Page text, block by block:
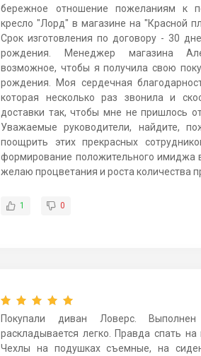
бережное отношение пожеланиям к
кресло "Лорд" в магазине на "Красной
Срок изготовления по договору - 30
рождения. Менеджер магазина
возможное, чтобы я получила свою
рождения. Моя сердечная
которая несколько раз звонила и
доставки так, чтобы мне не пришлось
Уважаемые руководители, найдите,
поощрить этих прекрасных
формирование положительного имиджа
желаю процветания и роста количества
1 0
Покупали диван Ловерс. Выполнен
раскладывается легко. Правда спать
Чехлы на подушках съемные, на